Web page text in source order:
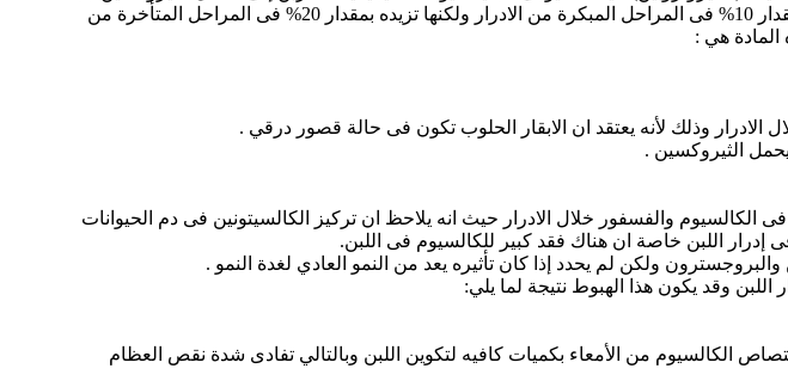
يزيد من تركيزه فى الدم وبالتالي زيادة الإنتاج للبن ويلاحظ ان هذه المادة تزيد من انتاج اللبن بمقدار 10% فى المراحل المبكرة من الادرار ولكنها تزيده بمقدار 20% فى المراحل المتأخرة من
المادة هي :
وذلك لأنه يعتقد ان الابقار الحلوب تكون فى حالة قصور درقي .
يحمل الثيروكسين .
الكالسيوم والفسفور خلال الادرار حيث انه يلاحظ ان تركيز الكالسيتونين فى دم الحيوانات
إدرار اللبن خاصة ان هناك فقد كبير للكالسيوم فى اللبن.
ولكن لم يحدد إذا كان تأثيره يعد من النمو العادي لغدة النمو .
وقد يكون هذا الهبوط نتيجة لما يلي:
فيها على انتاج ال 1و25 ثنائي هيدروكسى فيتامين د3الذى ينظم امتصاص الكالسيوم من الأمعاء بكميات كافيه لتكوين اللبن وبالتالي تفادى شدة نقص العظام